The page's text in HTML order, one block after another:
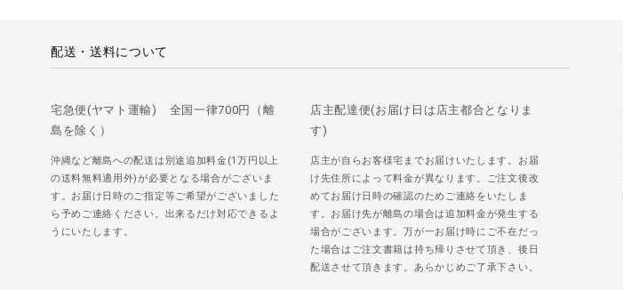
配送・送料について
宅急便(ヤマト運輸) 全国一律700円（離
島を除く）
沖縄など離島への配送は別途追加料金(1万円以上
の送料無料適用外)が必要となる場合がございま
す。お届け日時のご指定等ご希望がございました
ら予めご連絡ください。出来るだけ対応できるよ
うにいたします。
店主配達便(お届け日は店主都合となりま
す)
店主が自らお客様宅までお届けいたします。お届
け先住所によって料金が異なります。ご注文後改
めてお届け日時の確認のためご連絡をいたしま
す。お届け先が離島の場合は追加料金が発生する
場合がございます。万が一お届け時にご不在だっ
た場合はご注文書籍は持ち帰りさせて頂き、後日
配送させて頂きます。あらかじめご了承下さい。